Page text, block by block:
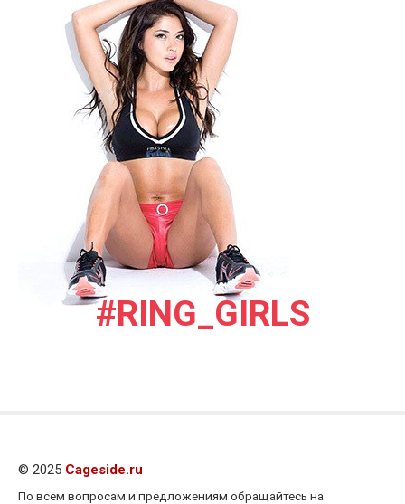
#RING_GIRLS
© 2025 Cageside.ru
По всем вопросам и предложениям обращайтесь на